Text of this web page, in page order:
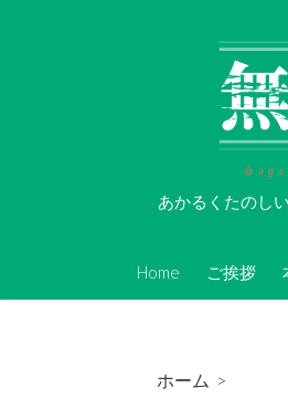
あかるくたのし
Home ご挨拶
ホーム >